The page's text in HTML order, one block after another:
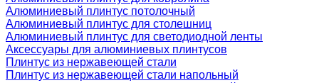
Алюминиевый плинтус потолочный
Алюминиевый плинтус для столешниц
Алюминиевый плинтус для светодиодной ленты
Аксессуары для алюминиевых плинтусов
Плинтус из нержавеющей стали
Плинтус из нержавеющей стали напольный